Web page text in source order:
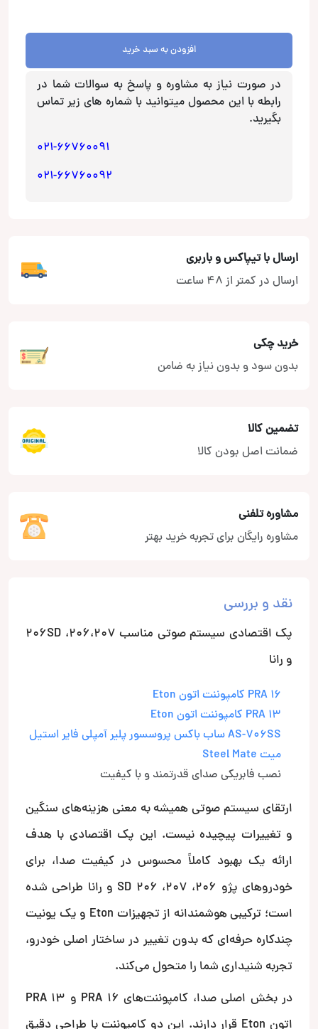
206SD
و
رانا
افزودن به سبد خرید
در صورت نیاز به مشاوره و پاسخ به سوالات شما در
رابطه با این محصول میتوانید با شماره های زیر تماس
بگیرید.
021-66760091
021-66760092
ارسال با تیپاکس و باربری
ارسال در کمتر از 48 ساعت
خرید چکی
بدون سود و بدون نیاز به ضامن
تضمین کالا
ضمانت اصل بودن کالا
مشاوره تلفنی
مشاوره رایگان برای تجربه خرید بهتر
نقد و بررسی
پک اقتصادی سیستم صوتی مناسب 206،207، 206SD
و رانا
PRA 16 کامپوننت اتون Eton
PRA 13 کامپوننت اتون Eton
AS-706SS ساب باکس پروسسور پلیر آمپلی فایر استیل
میت Steel Mate
نصب فابریکی صدای قدرتمند و با کیفیت
ارتقای سیستم صوتی همیشه به معنی هزینه‌های سنگین
و تغییرات پیچیده نیست. این پک اقتصادی با هدف
ارائه یک بهبود کاملاً محسوس در کیفیت صدا، برای
خودروهای پژو 206، 207، 206 SD و رانا طراحی شده
است؛ ترکیبی هوشمندانه از تجهیزات Eton و یک یونیت
چندکاره حرفه‌ای که بدون تغییر در ساختار اصلی خودرو،
تجربه شنیداری شما را متحول می‌کند.
در بخش اصلی صدا، کامپوننت‌های PRA 16 و PRA 13
اتون Eton قرار دارند. این دو کامپوننت با طراحی دقیق